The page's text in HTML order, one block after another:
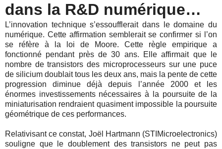
dans la R&D numérique…
L’innovation technique s’essoufflerait dans le domaine du
numérique. Cette affirmation semblerait se confirmer si l’on
se réfère à la loi de Moore. Cette règle empirique a
fonctionné pendant près de 30 ans. Elle affirmait que le
nombre de transistors des microprocesseurs sur une puce
de silicium doublait tous les deux ans, mais la pente de cette
progression diminue déjà depuis l’année 2000 et les
énormes investissements nécessaires à la poursuite de la
miniaturisation rendraient quasiment impossible la poursuite
géométrique de ces performances.
Relativisant ce constat, Joël Hartmann (STIMicroelectronics)
souligne que le doublement des transistors ne peut pas